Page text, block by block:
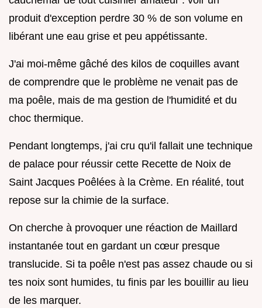
produit d'exception perdre 30 % de son volume en
libérant une eau grise et peu appétissante.
J'ai moi-même gâché des kilos de coquilles avant
de comprendre que le problème ne venait pas de
ma poêle, mais de ma gestion de l'humidité et du
choc thermique.
Pendant longtemps, j'ai cru qu'il fallait une technique
de palace pour réussir cette Recette de Noix de
Saint Jacques Poêlées à la Crème. En réalité, tout
repose sur la chimie de la surface.
On cherche à provoquer une réaction de Maillard
instantanée tout en gardant un cœur presque
translucide. Si ta poêle n'est pas assez chaude ou si
tes noix sont humides, tu finis par les bouillir au lieu
de les marquer.